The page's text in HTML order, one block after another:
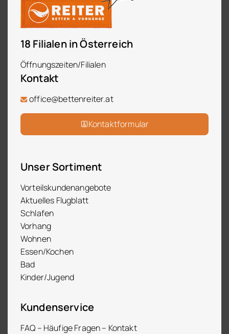
18 Filialen in Österreich
Öffnungszeiten/Filialen
Kontakt
office@bettenreiter.at
Kontaktformular
Unser Sortiment
Vorteilskundenangebote
Aktuelles Flugblatt
Schlafen
Vorhang
Wohnen
Essen/Kochen
Bad
Kinder/Jugend
Kundenservice
FAQ – Häufige Fragen – Kontakt